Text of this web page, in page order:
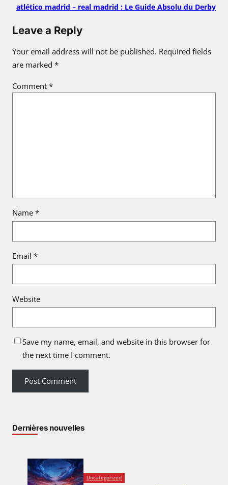
atlético madrid – real madrid : Le Guide Absolu du Derby
Leave a Reply
Your email address will not be published. Required fields
are marked *
Comment *
Name *
Email *
Website
Save my name, email, and website in this browser for
the next time I comment.
Dernières nouvelles
Uncategorized